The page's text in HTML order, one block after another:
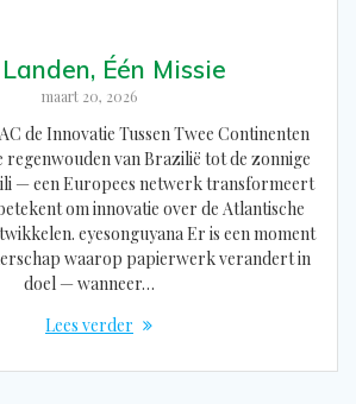
Één Missie
maart 20, 2026
de Innovatie Tussen Twee Continenten
van Brazilië tot de zonnige
— een Europees netwerk transformeert
om innovatie over de Atlantische
eyesonguyana Er is een moment
waarop papierwerk verandert in
doel — wanneer…
Lees verder